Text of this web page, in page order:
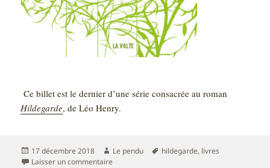
Ce billet est le dernier d’une série consacrée au roman
Hildegarde, de Léo Henry.
Publié
le
17 décembre 2018 Auteur
Le pendu
Mots-
hildegarde, livres
Laisser un commentairesur Lire Hildegarde – Coda